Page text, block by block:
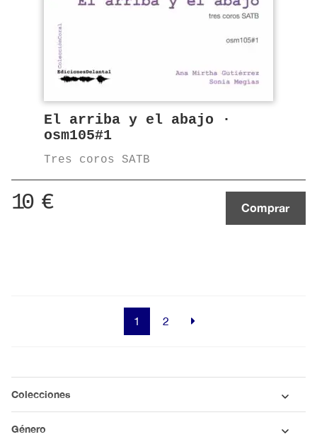
El arriba y el abajo ·
osm105#1
Tres coros SATB
10 € Comprar
1 2
Colecciones
Género